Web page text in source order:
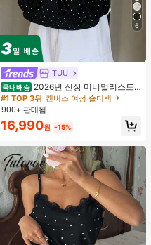
6
TUU
국내배송 2026년 신상 미니멀리스트
도트 캔버스 토트백, 대용량 캐주얼 다
용도 통근 숄더 핸드백
#1 TOP 3위 캔버스 여성 숄더백
900+ 판매됨
16,990원 -15%